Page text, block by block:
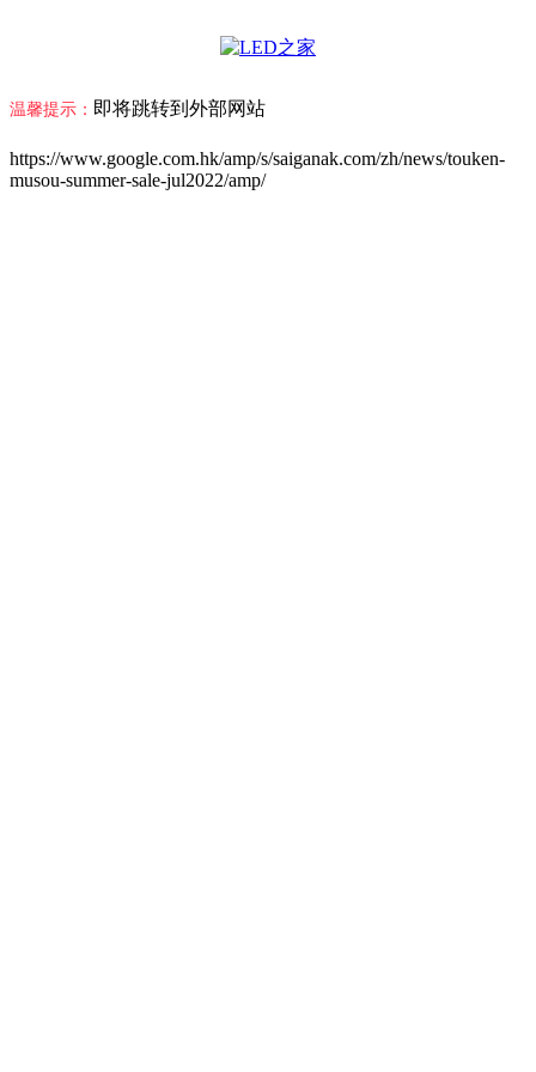
温馨提示： 即将跳转到外部网站
https://www.google.com.hk/amp/s/saiganak.com/zh/news/touken-
musou-summer-sale-jul2022/amp/